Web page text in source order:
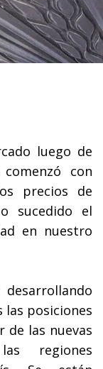
luego de
con
precios de
sucedido el
en nuestro
las posiciones
de las nuevas
regiones